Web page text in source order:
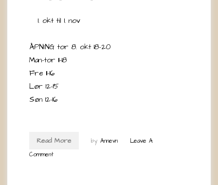
okt til 1. nov
ÅPNING tor 8. okt 18-20
Man-tor 11-18
Fre 11-16
Lør 12-15
Søn 12-16
Read More by Annevn
Leave A
Comment